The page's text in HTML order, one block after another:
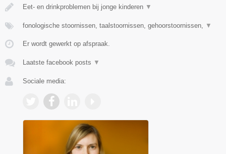
Eet- en drinkproblemen bij jonge kinderen ▼
fonologische stoornissen, taalstoornissen, gehoorstoornissen, ▼
Er wordt gewerkt op afspraak.
Laatste facebook posts ▼
Sociale media: